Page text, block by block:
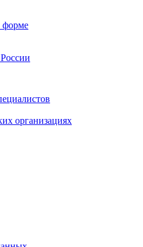
форме
организациях